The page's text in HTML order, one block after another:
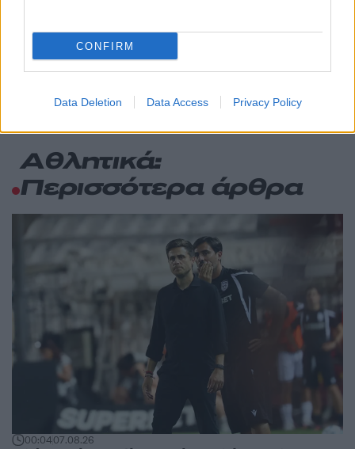
CONFIRM
Data Deletion Data Access Privacy Policy
Οδηγός στη Μύκονο άρπαξε τσάντα
Hermès και Rolex αξίας 75.000 ευρώ από
Ουκρανό τουρίστα
Αθλητικά:
Περισσότερα άρθρα
00:0407.08.26